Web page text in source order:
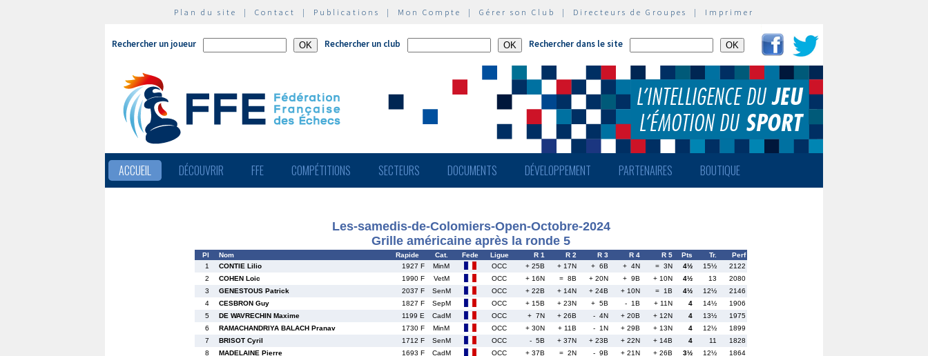
Plan du site | Contact | Publications | Mon Compte | Gérer son Club | Directeurs de Groupes | Imprimer
Rechercher un joueur Rechercher un club Rechercher dans le site
ACCUEIL DÉCOUVRIR FFE COMPÉTITIONS SECTEURS DOCUMENTS DÉVELOPPEMENT PARTENAIRES BOUTIQUE
Les-samedis-de-Colomiers-Open-Octobre-2024
Grille américaine après la ronde 5
Pl Nom Rapide Cat. Fede Ligue R 1 R 2 R 3 R 4 R 5 Pts Tr.
Perf
1
CONTIE Lilio 1927 F MinM OCC + 25B + 17N + 6B + 4N = 3N 4½ 15½
2122
2
COHEN Loic 1990 F VetM OCC + 16N = 8B + 20N + 9B + 10N 4½ 13
2080
3
GENESTOUS Patrick 2037 F SenM OCC + 22B + 14N + 24B + 10N = 1B 4½ 12½
2146
4
CESBRON Guy 1827 F SepM OCC + 15B + 23N + 5B - 1B + 11N 4 14½
1906
5
DE WAVRECHIN Maxime 1199 E CadM OCC + 7N + 26B - 4N + 20B + 12N 4 13½
1975
6
RAMACHANDRIYA BALACH Pranav 1730 F MinM OCC + 30N + 11B - 1N + 29B + 13N 4 12½
1899
7
BRISOT Cyril 1712 F SenM OCC - 5B + 37N + 23B + 22N + 14B 4 11
1828
8
MADELAINE Pierre 1693 F CadM OCC + 37B = 2N - 9B + 21N + 26B 3½ 12½
1864